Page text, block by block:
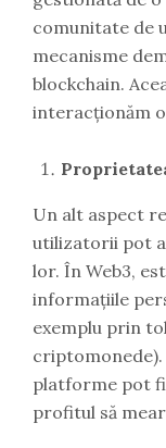
comunitate de
mecanisme
blockchain.
interacționăm
Un alt aspect
utilizatorii pot
lor. În Web3,
informațiile
exemplu prin
platforme pot
profitul să